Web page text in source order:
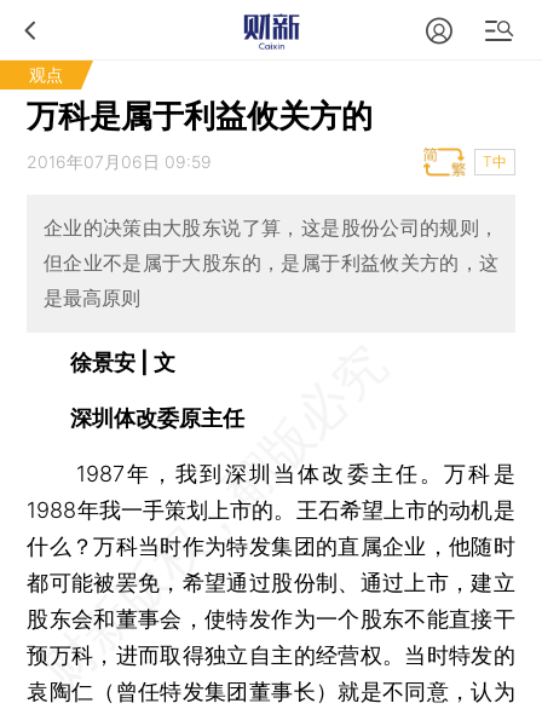
观点
万科是属于利益攸关方的
2016年07月06日 09:59 T中
企业的决策由大股东说了算，这是股份公司的规则，
但企业不是属于大股东的，是属于利益攸关方的，这
是最高原则
徐景安 | 文
深圳体改委原主任
1987年，我到深圳当体改委主任。万科是
1988年我一手策划上市的。王石希望上市的动机是
什么？万科当时作为特发集团的直属企业，他随时
都可能被罢免，希望通过股份制、通过上市，建立
股东会和董事会，使特发作为一个股东不能直接干
预万科，进而取得独立自主的经营权。当时特发的
袁陶仁（曾任特发集团董事长）就是不同意，认为